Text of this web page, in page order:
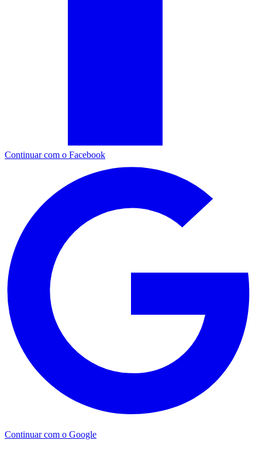
Continuar com o Facebook
Continuar com o Google